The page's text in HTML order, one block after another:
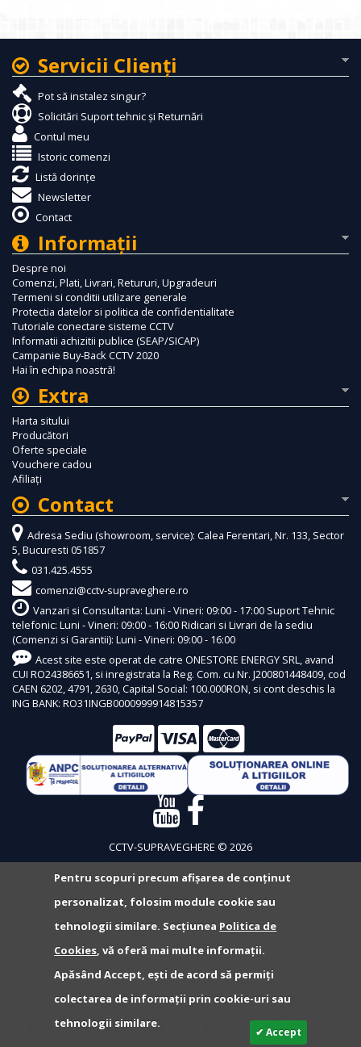
Servicii Clienţi
Pot să instalez singur?
Solicitări Suport tehnic și Returnări
Contul meu
Istoric comenzi
Listă dorințe
Newsletter
Contact
Informaţii
Despre noi
Comenzi, Plati, Livrari, Retururi, Upgradeuri
Termeni si conditii utilizare generale
Protectia datelor si politica de confidentialitate
Tutoriale conectare sisteme CCTV
Informatii achizitii publice (SEAP/SICAP)
Campanie Buy-Back CCTV 2020
Hai în echipa noastră!
Extra
Harta sitului
Producători
Oferte speciale
Vouchere cadou
Afiliaţi
Contact
Adresa Sediu (showroom, service): Calea Ferentari, Nr. 133, Sector
5, Bucuresti 051857
031.425.4555
comenzi@cctv-supraveghere.ro
Vanzari si Consultanta: Luni - Vineri: 09:00 - 17:00 Suport Tehnic
telefonic: Luni - Vineri: 09:00 - 16:00 Ridicari si Livrari de la sediu
(Comenzi si Garantii): Luni - Vineri: 09:00 - 16:00
Acest site este operat de catre ONESTORE ENERGY SRL, avand
CUI RO24386651, si inregistrata la Reg. Com. cu Nr. J200801448409, cod
CAEN 6202, 4791, 2630, Capital Social: 100.000RON, si cont deschis la
ING BANK: RO31INGB0000999914815357
CCTV-SUPRAVEGHERE © 2026
Pentru scopuri precum afișarea de conținut
personalizat, folosim module cookie sau
tehnologii similare. Secțiunea Politica de
Cookies, vă oferă mai multe informații.
Apăsând Accept, ești de acord să permiți
colectarea de informații prin cookie-uri sau
tehnologii similare.
✔ Accept